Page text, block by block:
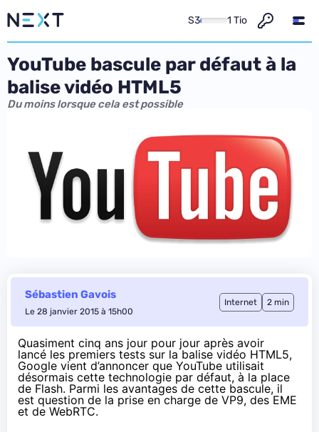
S3 1 Tio
YouTube bascule par défaut à la
balise vidéo HTML5
Du moins lorsque cela est possible
Sébastien Gavois
Le 28 janvier 2015 à 15h00
Internet 2 min
Quasiment cinq ans jour pour jour après avoir
lancé les premiers tests sur la balise vidéo HTML5,
Google vient d’annoncer que YouTube utilisait
désormais cette technologie par défaut, à la place
de Flash. Parmi les avantages de cette bascule, il
est question de la prise en charge de VP9, des EME
et de WebRTC.